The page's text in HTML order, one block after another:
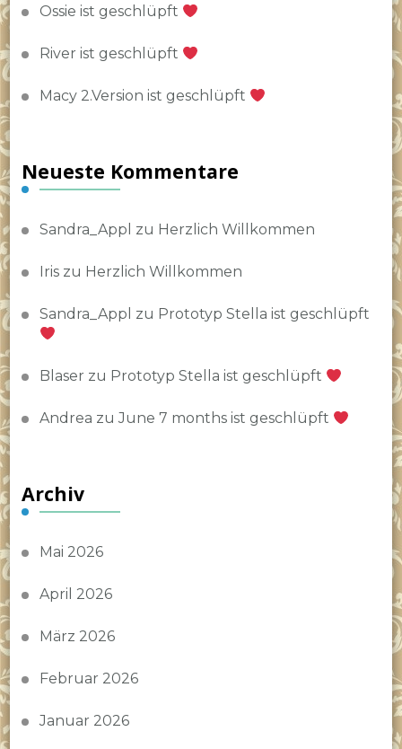
Ossie ist geschlüpft
River ist geschlüpft
Macy 2.Version ist geschlüpft
Neueste Kommentare
Sandra_Appl zu Herzlich Willkommen
Iriszu Herzlich Willkommen
Sandra_Appl zu Prototyp Stella ist geschlüpft
Blaser zu Prototyp Stella ist geschlüpft
Andrea zuJune 7 months ist geschlüpft
Archiv
Mai 2026
April 2026
März 2026
Februar 2026
Januar 2026